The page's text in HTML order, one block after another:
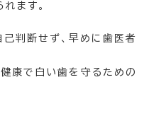
ます。
己判断せず、早めに歯医者
康で白い歯を守るための